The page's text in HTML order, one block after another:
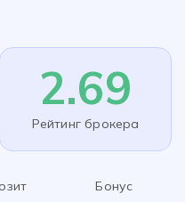
2.69
Рейтинг брокера
Бонус